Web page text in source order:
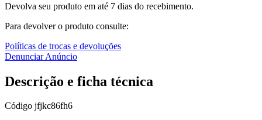
Devolva seu produto em até 7 dias do recebimento.
Para devolver o produto consulte:
Políticas de trocas e devoluções
Denunciar Anúncio
Descrição e ficha técnica
Código jfjkc86fh6